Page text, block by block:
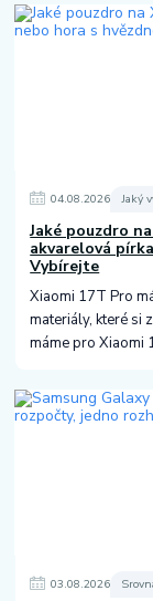
04.08.2026 Jaký
Jaké pouzdro
akvarelová
Vybírejte
Xiaomi 17T Pro
materiály, které si
máme pro Xiaomi
03.08.2026